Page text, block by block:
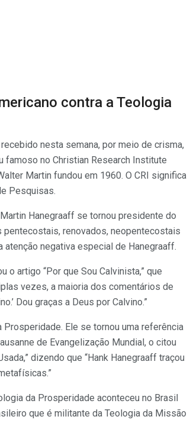
contra a Teologia
nesta semana, por meio de crisma,
famoso no Christian Research Institute
Martin fundou em 1960. O CRI significa
Pesquisas.
Hanegraaff se tornou presidente do
renovados, neopentecostais
negativa especial de Hanegraaff.
o artigo “Por que Sou Calvinista,” que
vezes, a maioria dos comentários de
Dou graças a Deus por Calvino.”
Prosperidade. Ele se tornou uma referência
de Evangelização Mundial, o citou
dizendo que “Hank Hanegraaff traçou
da Prosperidade aconteceu no Brasil
que é militante da Teologia da Missão